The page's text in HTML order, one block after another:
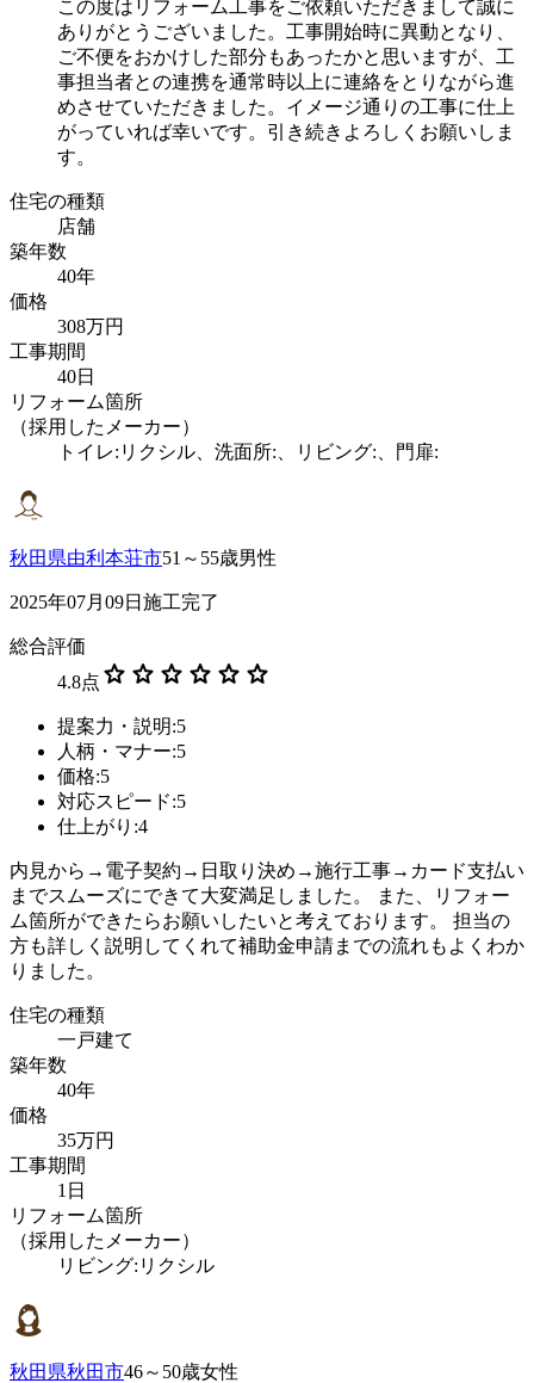
この度はリフォーム工事をご依頼いただきまして誠に
ありがとうございました。工事開始時に異動となり、
ご不便をおかけした部分もあったかと思いますが、工
事担当者との連携を通常時以上に連絡をとりながら進
めさせていただきました。イメージ通りの工事に仕上
がっていれば幸いです。引き続きよろしくお願いしま
す。
住宅の種類
店舗
築年数
40年
価格
308万円
工事期間
40日
リフォーム箇所
（採用したメーカー）
トイレ:リクシル、洗面所:、リビング:、門扉:
秋田県由利本荘市51～55歳男性
2025年07月09日施工完了
総合評価
4.8点 star star star star star star
提案力・説明:5
人柄・マナー:5
価格:5
対応スピード:5
仕上がり:4
内見から→電子契約→日取り決め→施行工事→カード支払い
までスムーズにできて大変満足しました。 また、リフォー
ム箇所ができたらお願いしたいと考えております。 担当の
方も詳しく説明してくれて補助金申請までの流れもよくわか
りました。
住宅の種類
一戸建て
築年数
40年
価格
35万円
工事期間
1日
リフォーム箇所
（採用したメーカー）
リビング:リクシル
秋田県秋田市46～50歳女性